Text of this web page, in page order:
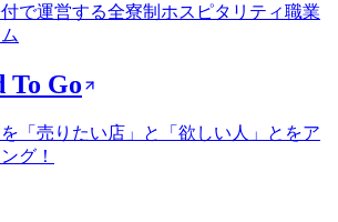
で運営する全寮制ホスピタリティ職業
To Go
「売りたい店」と「欲しい人」とをア
グ！